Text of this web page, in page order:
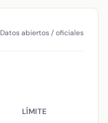
Datos abiertos / oficiales
LÍMITE